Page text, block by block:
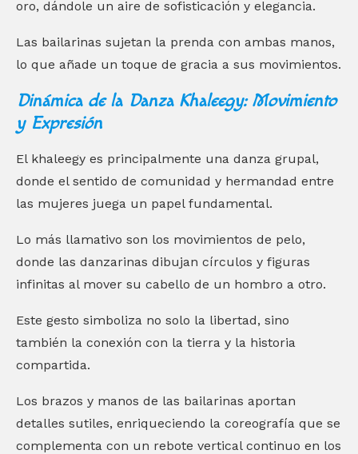
oro, dándole un aire de sofisticación y elegancia.
Las bailarinas sujetan la prenda con ambas manos,
lo que añade un toque de gracia a sus movimientos.
Dinámica de la Danza Khaleegy: Movimiento
y Expresión
El khaleegy es principalmente una danza grupal,
donde el sentido de comunidad y hermandad entre
las mujeres juega un papel fundamental.
Lo más llamativo son los movimientos de pelo,
donde las danzarinas dibujan círculos y figuras
infinitas al mover su cabello de un hombro a otro.
Este gesto simboliza no solo la libertad, sino
también la conexión con la tierra y la historia
compartida.
Los brazos y manos de las bailarinas aportan
detalles sutiles, enriqueciendo la coreografía que se
complementa con un rebote vertical continuo en los